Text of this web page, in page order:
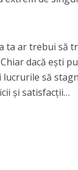
ta ar trebui să
dacă ești
lucrurile să
și satisfacții…